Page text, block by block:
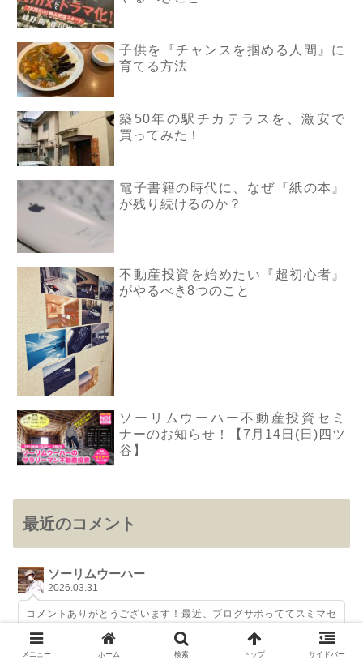
子供を『チャンスを掴める人間』に
育てる方法
築50年の駅チカテラスを、激安で
買ってみた！
電子書籍の時代に、なぜ『紙の本』
が残り続けるのか？
不動産投資を始めたい『超初心者』
がやるべき8つのこと
ソーリムウーハー不動産投資セミ
ナーのお知らせ！【7月14日(日)四ツ
谷】
最近のコメント
ソーリムウーハー
2026.03.31
コメントありがとうございます！最近、ブログサボっててスミマセ
まに書かせていただきます！ありがとうございます！
メニュー ホーム 検索 トップ サイドバー